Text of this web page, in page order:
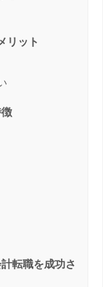
リット
転職を成功さ